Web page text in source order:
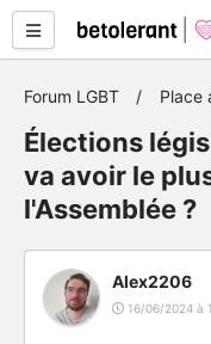
Forum LGBT Place
Élections
va avoir le
l'Assemblée ?
Alex2206
16/06/2024 à